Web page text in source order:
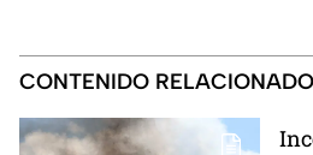
CONTENIDO RELACIONADO